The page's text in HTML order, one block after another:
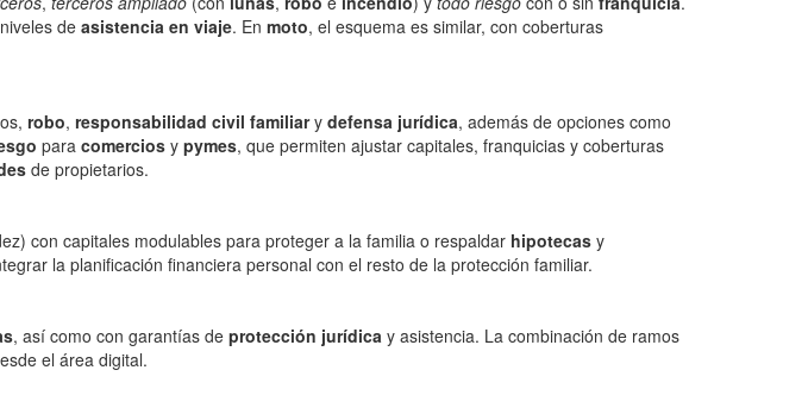
de asistencia en viaje. En moto, el esquema es similar, con coberturas
robo, responsabilidad civil familiary defensa jurídica, además de opciones como
para comercios y pymes, que permiten ajustar capitales, franquicias y coberturas
de propietarios.
con capitales modulables para proteger a la familia o respaldar hipotecas y
la planificación financiera personal con el resto de la protección familiar.
, así como con garantías de protección jurídica y asistencia. La combinación de ramos
el área digital.